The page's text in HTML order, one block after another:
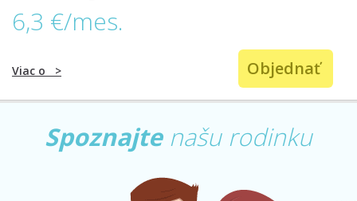
6,3 €/mes.
Objednať
Viac o >
Spoznajtenašu rodinku